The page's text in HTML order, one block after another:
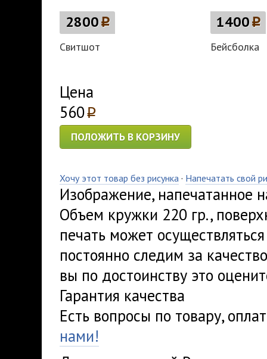
2800p
Свитшот
1400p
Бейсболка
Цена
560p
ПОЛОЖИТЬ В КОРЗИНУ
Хочу этот товар без рисунка · Напечатать свой
Изображение, напечатанное
Объем кружки 220 гр.,
печать может
постоянно следим за
вы по достоинству это
Гарантия качества
Есть вопросы по товару,
нами!